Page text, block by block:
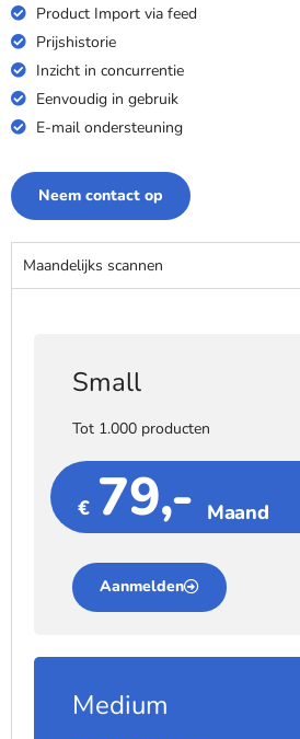
Product Import via feed
Prijshistorie
Inzicht in concurrentie
Eenvoudig in gebruik
E-mail ondersteuning
Neem contact op
Maandelijks scannen
Small
Tot 1.000 producten
€ 79,- Maand
Aanmelden
Medium